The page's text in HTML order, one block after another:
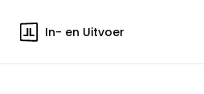
In- en Uitvoer